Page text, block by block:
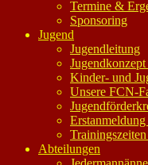
Termine &
Sponsoring
Jugend
Jugendleitung
Kinder- und
Unsere FCN-
Abteilungen